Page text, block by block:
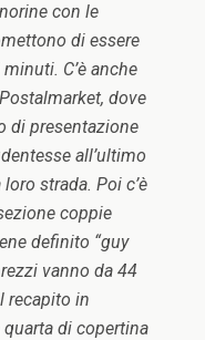
con le
di essere
C’è anche
dove
di presentazione
all’ultimo
strada. Poi c’è
coppie
definito “guy
vanno da 44
recapito in
quarta di copertina